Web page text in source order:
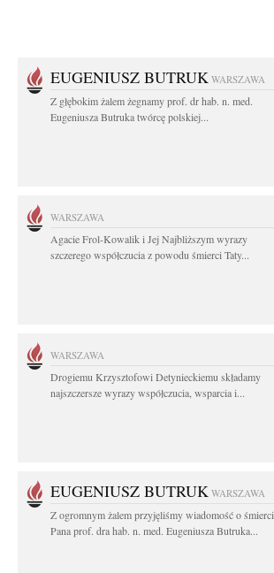
EUGENIUSZ BUTRUK WARSZAWA
Z głębokim żalem żegnamy prof. dr hab. n. med.
Eugeniusza Butruka twórcę polskiej...
WARSZAWA
Agacie Frol-Kowalik i Jej Najbliższym wyrazy
szczerego współczucia z powodu śmierci Taty...
WARSZAWA
Drogiemu Krzysztofowi Detynieckiemu składamy
najszczersze wyrazy współczucia, wsparcia i...
EUGENIUSZ BUTRUK WARSZAWA
Z ogromnym żalem przyjęliśmy wiadomość o śmierci
Pana prof. dra hab. n. med. Eugeniusza Butruka...